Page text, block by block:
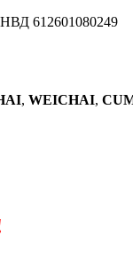
612601080249
, WEICHAI,